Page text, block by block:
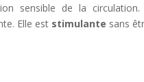
sensible de la
Elle est stimulante sans